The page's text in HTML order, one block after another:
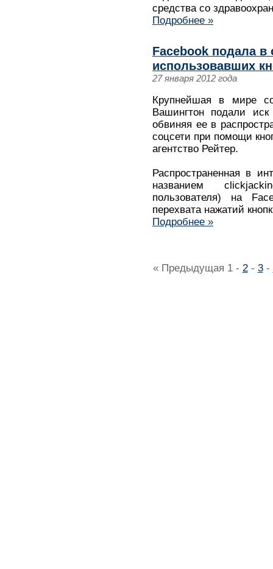
средства со
Подробнее »
Facebook подала в
использовавших
27 января 2012 года
Крупнейшая в мире
Вашингтон подали
обвиняя ее в
соцсети при помощи
агентство Рейтер.
Распространенная в
названием
пользователя) на
перехвата нажатий
Подробнее »
« Предыдущая 1- 2- 3-